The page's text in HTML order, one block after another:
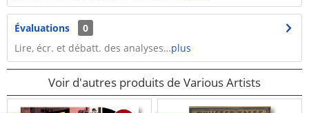
Évaluations
0
Lire, écr. et débatt. des analyses…plus
Voir d'autres produits de Various Artists